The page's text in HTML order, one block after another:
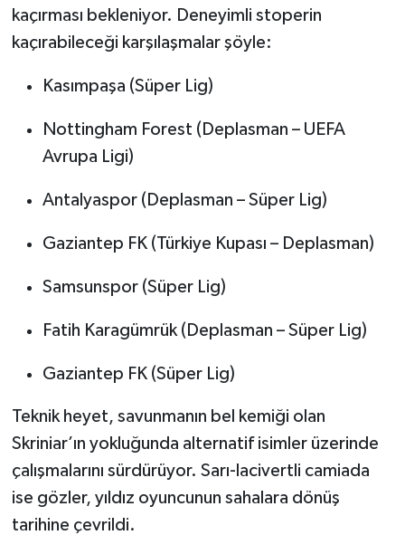
kaçırması bekleniyor. Deneyimli stoperin
kaçırabileceği karşılaşmalar şöyle:
Kasımpaşa (Süper Lig)
Nottingham Forest (Deplasman – UEFA
Avrupa Ligi)
Antalyaspor (Deplasman – Süper Lig)
Gaziantep FK (Türkiye Kupası – Deplasman)
Samsunspor (Süper Lig)
Fatih Karagümrük (Deplasman – Süper Lig)
Gaziantep FK (Süper Lig)
Teknik heyet, savunmanın bel kemiği olan
Skriniar’ın yokluğunda alternatif isimler üzerinde
çalışmalarını sürdürüyor. Sarı-lacivertli camiada
ise gözler, yıldız oyuncunun sahalara dönüş
tarihine çevrildi.